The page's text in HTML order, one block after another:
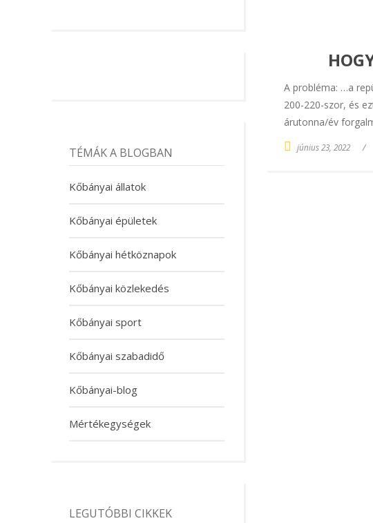
A probléma: …a
200-220-szor, és
árutonna/év
június 23, 2022 /
TÉMÁK A BLOGBAN
Kőbányai állatok
Kőbányai épületek
Kőbányai hétköznapok
Kőbányai közlekedés
Kőbányai sport
Kőbányai szabadidő
Kőbányai-blog
Mértékegységek
LEGUTÓBBI CIKKEK